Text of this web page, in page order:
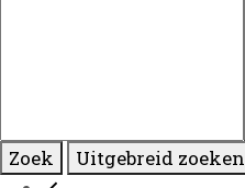
Zoek Uitgebreid zoeken